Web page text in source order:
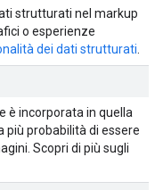
strutturati nel markup
o esperienze
dei dati strutturati
è incorporata in quella
più probabilità di essere
Scopri di più sugli